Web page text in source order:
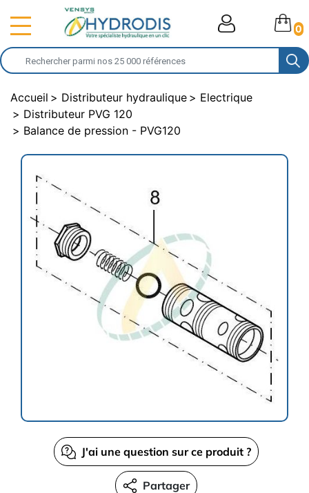
0
Accueil Distributeur hydraulique
Electrique
Distributeur PVG 120
Balance de pression - PVG120
J'ai une question sur ce produit ?
Partager